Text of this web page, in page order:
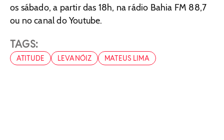
os sábado, a partir das 18h, na rádio Bahia FM 88,7
ou no canal do Youtube.
TAGS:
ATITUDE LEVANÓIZ MATEUS LIMA